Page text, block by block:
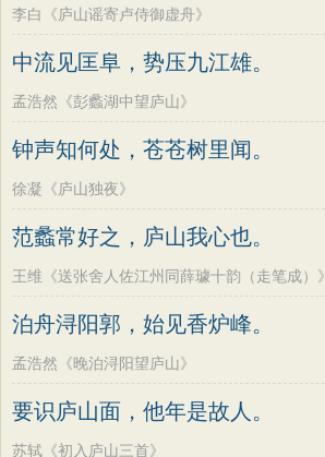
李白《庐山谣寄卢侍御虚舟》
中流见匡阜，势压九江雄。
孟浩然《彭蠡湖中望庐山》
钟声知何处，苍苍树里闻。
徐凝《庐山独夜》
范蠡常好之，庐山我心也。
王维《送张舍人佐江州同薛璩十韵（走笔成）》
泊舟浔阳郭，始见香炉峰。
孟浩然《晚泊浔阳望庐山》
要识庐山面，他年是故人。
苏轼《初入庐山三首》